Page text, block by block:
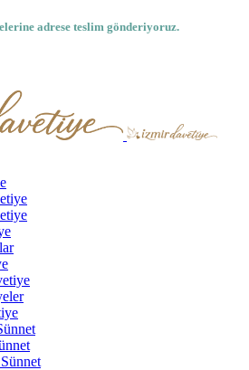
adrese teslim gönderiyoruz.